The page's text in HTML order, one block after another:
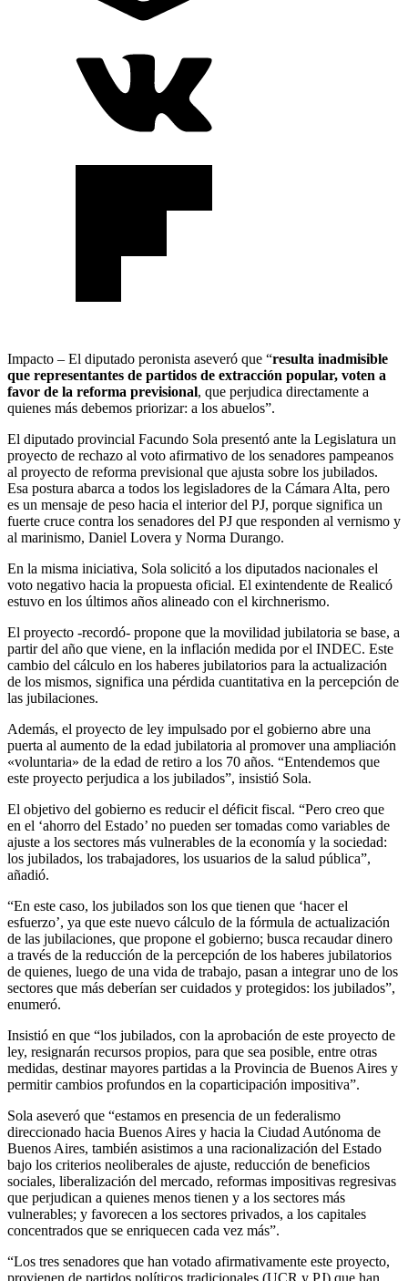
Impacto – El diputado peronista aseveró que “resulta inadmisible
que representantes de partidos de extracción popular, voten a
favor de la reforma previsional, que perjudica directamente a
quienes más debemos priorizar: a los abuelos”.
El diputado provincial Facundo Sola presentó ante la Legislatura un
proyecto de rechazo al voto afirmativo de los senadores pampeanos
al proyecto de reforma previsional que ajusta sobre los jubilados.
Esa postura abarca a todos los legisladores de la Cámara Alta, pero
es un mensaje de peso hacia el interior del PJ, porque significa un
fuerte cruce contra los senadores del PJ que responden al vernismo y
al marinismo, Daniel Lovera y Norma Durango.
En la misma iniciativa, Sola solicitó a los diputados nacionales el
voto negativo hacia la propuesta oficial. El exintendente de Realicó
estuvo en los últimos años alineado con el kirchnerismo.
El proyecto -recordó- propone que la movilidad jubilatoria se base, a
partir del año que viene, en la inflación medida por el INDEC. Este
cambio del cálculo en los haberes jubilatorios para la actualización
de los mismos, significa una pérdida cuantitativa en la percepción de
las jubilaciones.
Además, el proyecto de ley impulsado por el gobierno abre una
puerta al aumento de la edad jubilatoria al promover una ampliación
«voluntaria» de la edad de retiro a los 70 años. “Entendemos que
este proyecto perjudica a los jubilados”, insistió Sola.
El objetivo del gobierno es reducir el déficit fiscal. “Pero creo que
en el ‘ahorro del Estado’ no pueden ser tomadas como variables de
ajuste a los sectores más vulnerables de la economía y la sociedad:
los jubilados, los trabajadores, los usuarios de la salud pública”,
añadió.
“En este caso, los jubilados son los que tienen que ‘hacer el
esfuerzo’, ya que este nuevo cálculo de la fórmula de actualización
de las jubilaciones, que propone el gobierno; busca recaudar dinero
a través de la reducción de la percepción de los haberes jubilatorios
de quienes, luego de una vida de trabajo, pasan a integrar uno de los
sectores que más deberían ser cuidados y protegidos: los jubilados”,
enumeró.
Insistió en que “los jubilados, con la aprobación de este proyecto de
ley, resignarán recursos propios, para que sea posible, entre otras
medidas, destinar mayores partidas a la Provincia de Buenos Aires y
permitir cambios profundos en la coparticipación impositiva”.
Sola aseveró que “estamos en presencia de un federalismo
direccionado hacia Buenos Aires y hacia la Ciudad Autónoma de
Buenos Aires, también asistimos a una racionalización del Estado
bajo los criterios neoliberales de ajuste, reducción de beneficios
sociales, liberalización del mercado, reformas impositivas regresivas
que perjudican a quienes menos tienen y a los sectores más
vulnerables; y favorecen a los sectores privados, a los capitales
concentrados que se enriquecen cada vez más”.
“Los tres senadores que han votado afirmativamente este proyecto,
provienen de partidos políticos tradicionales (UCR y PJ) que han